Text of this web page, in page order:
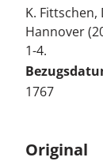
K.
Hannover
1-4.
1767
Original